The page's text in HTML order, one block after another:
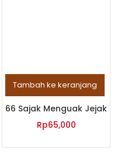
Tambah ke keranjang
66 Sajak Menguak Jejak
Rp65,000